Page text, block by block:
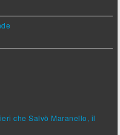
che Salvò Maranello, il